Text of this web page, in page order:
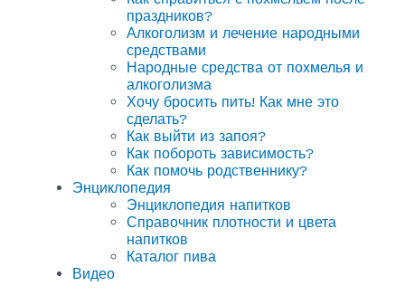
праздников?
Алкоголизм и лечение народными
средствами
Народные средства от похмелья и
алкоголизма
Хочу бросить пить! Как мне это
сделать?
Как выйти из запоя?
Как побороть зависимость?
Как помочь родственнику?
Энциклопедия
Энциклопедия напитков
Справочник плотности и цвета
напитков
Каталог пива
Видео